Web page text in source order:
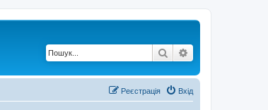
Пошук
Вхід
Реєстрація